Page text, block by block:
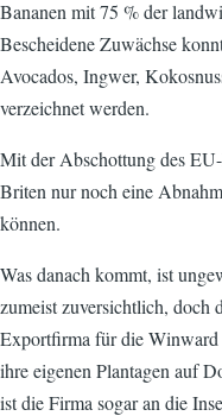
Bananen mit 75 % der
Bescheidene Zuwächse
Avocados, Ingwer,
verzeichnet werden.
Mit der Abschottung des
Briten nur noch eine
können.
Was danach kommt, ist
zumeist zuversichtlich, doch
Exportfirma für die Winward
ihre eigenen Plantagen auf
ist die Firma sogar an die